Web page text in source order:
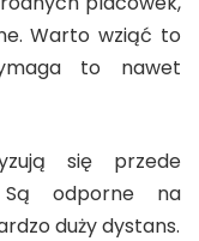
Warto wziąć to
to nawet
się przede
Są odporne na
duży dystans.